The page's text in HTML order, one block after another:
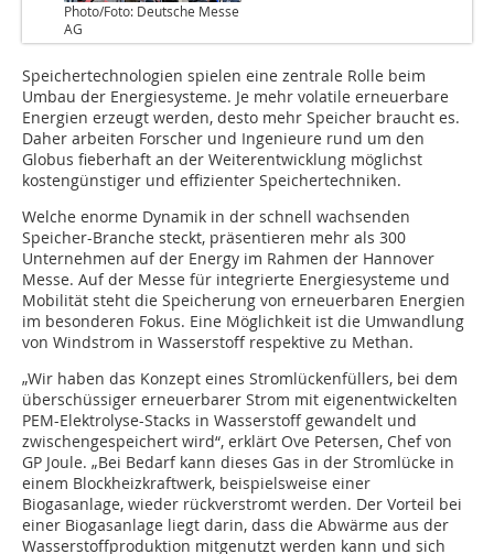
Photo/Foto: Deutsche Messe
AG
Speichertechnologien spielen eine zentrale Rolle beim
Umbau der Energiesysteme. Je mehr volatile erneuerbare
Energien erzeugt werden, desto mehr Speicher braucht es.
Daher arbeiten Forscher und Ingenieure rund um den
Globus fieberhaft an der Weiterentwicklung möglichst
kostengünstiger und effizienter Speichertechniken.
Welche enorme Dynamik in der schnell wachsenden
Speicher-Branche steckt, präsentieren mehr als 300
Unternehmen auf der Energy im Rahmen der Hannover
Messe. Auf der Messe für integrierte Energiesysteme und
Mobilität steht die Speicherung von erneuerbaren Energien
im besonderen Fokus. Eine Möglichkeit ist die Umwandlung
von Windstrom in Wasserstoff respektive zu Methan.
„Wir haben das Konzept eines Stromlückenfüllers, bei dem
überschüssiger erneuerbarer Strom mit eigenentwickelten
PEM-Elektrolyse-Stacks in Wasserstoff gewandelt und
zwischengespeichert wird“, erklärt Ove Petersen, Chef von
GP Joule. „Bei Bedarf kann dieses Gas in der Stromlücke in
einem Blockheizkraftwerk, beispielsweise einer
Biogasanlage, wieder rückverstromt werden. Der Vorteil bei
einer Biogasanlage liegt darin, dass die Abwärme aus der
Wasserstoffproduktion mitgenutzt werden kann und sich